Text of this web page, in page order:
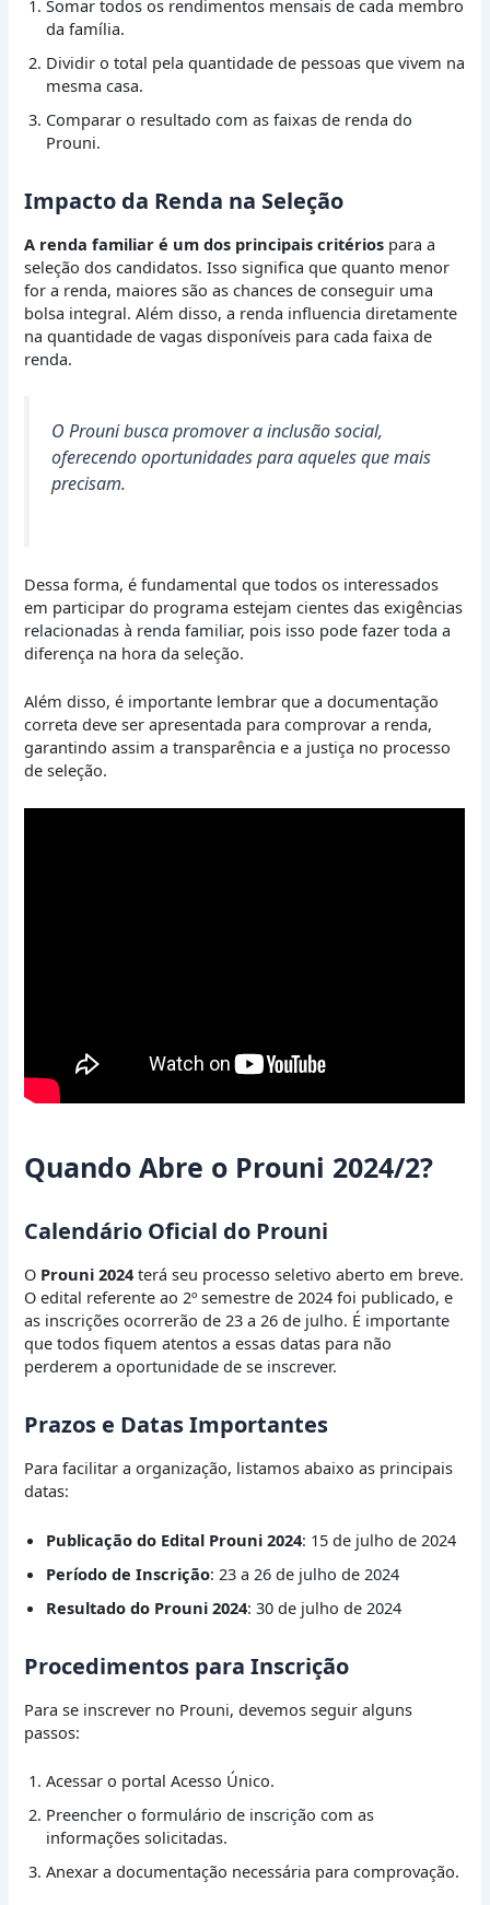
Somar todos os rendimentos mensais de cada membro
da família.
Dividir o total pela quantidade de pessoas que vivem na
mesma casa.
Comparar o resultado com as faixas de renda do
Prouni.
Impacto da Renda na Seleção
A renda familiar é um dos principais critérios para a
seleção dos candidatos. Isso significa que quanto menor
for a renda, maiores são as chances de conseguir uma
bolsa integral. Além disso, a renda influencia diretamente
na quantidade de vagas disponíveis para cada faixa de
renda.
O Prouni busca promover a inclusão social,
oferecendo oportunidades para aqueles que mais
precisam.
Dessa forma, é fundamental que todos os interessados
em participar do programa estejam cientes das exigências
relacionadas à renda familiar, pois isso pode fazer toda a
diferença na hora da seleção.
Além disso, é importante lembrar que a documentação
correta deve ser apresentada para comprovar a renda,
garantindo assim a transparência e a justiça no processo
de seleção.
Quando Abre o Prouni 2024/2?
Calendário Oficial do Prouni
O Prouni 2024 terá seu processo seletivo aberto em breve.
O edital referente ao 2º semestre de 2024 foi publicado, e
as inscrições ocorrerão de 23 a 26 de julho. É importante
que todos fiquem atentos a essas datas para não
perderem a oportunidade de se inscrever.
Prazos e Datas Importantes
Para facilitar a organização, listamos abaixo as principais
datas:
Publicação do Edital Prouni 2024: 15 de julho de 2024
Período de Inscrição: 23 a 26 de julho de 2024
Resultado do Prouni 2024: 30 de julho de 2024
Procedimentos para Inscrição
Para se inscrever no Prouni, devemos seguir alguns
passos:
Acessar o portal Acesso Único.
Preencher o formulário de inscrição com as
informações solicitadas.
Anexar a documentação necessária para comprovação.